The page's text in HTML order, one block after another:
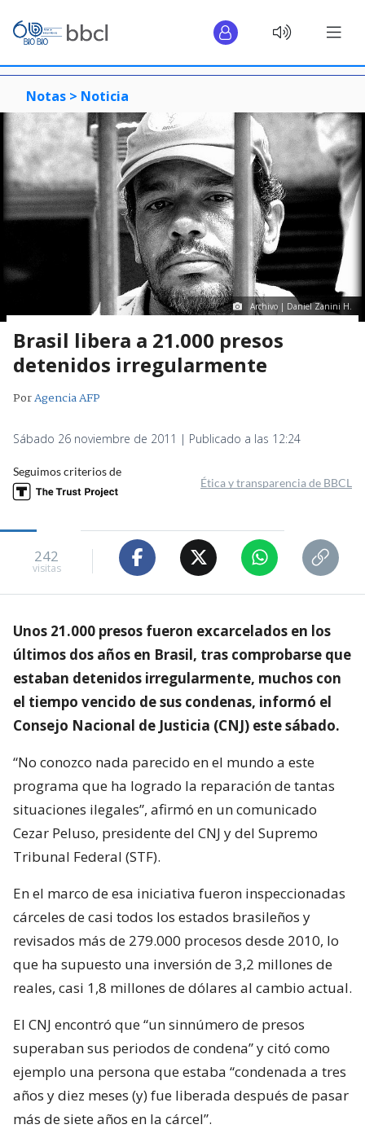
Notas > Noticia
Archivo | Daniel Zanini H.
Brasil libera a 21.000 presos
detenidos irregularmente
PorAgencia AFP
Sábado 26 noviembre de 2011 | Publicado a las 12:24
Seguimos criterios de
Ética y transparencia de BBCL
242
visitas
Unos 21.000 presos fueron excarcelados en los
últimos dos años en Brasil, tras comprobarse que
estaban detenidos irregularmente, muchos con
el tiempo vencido de sus condenas, informó el
Consejo Nacional de Justicia (CNJ) este sábado.
“No conozco nada parecido en el mundo a este
programa que ha logrado la reparación de tantas
situaciones ilegales”, afirmó en un comunicado
Cezar Peluso, presidente del CNJ y del Supremo
Tribunal Federal (STF).
En el marco de esa iniciativa fueron inspeccionadas
cárceles de casi todos los estados brasileños y
revisados más de 279.000 procesos desde 2010, lo
que ha supuesto una inversión de 3,2 millones de
reales, casi 1,8 millones de dólares al cambio actual.
El CNJ encontró que “un sinnúmero de presos
superaban sus periodos de condena” y citó como
ejemplo una persona que estaba “condenada a tres
años y diez meses (y) fue liberada después de pasar
más de siete años en la cárcel”.